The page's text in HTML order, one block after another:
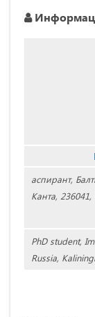
аспирант,
Канта,
PhD student,
Russia,